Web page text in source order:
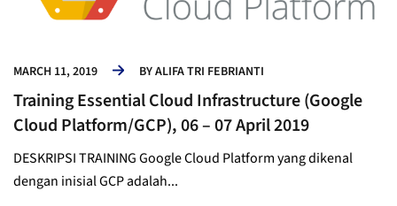
MARCH 11, 2019 BYALIFA TRI FEBRIANTI
Training Essential Cloud Infrastructure (Google
Cloud Platform/GCP), 06 – 07 April 2019
DESKRIPSI TRAINING Google Cloud Platform yang dikenal
dengan inisial GCP adalah...